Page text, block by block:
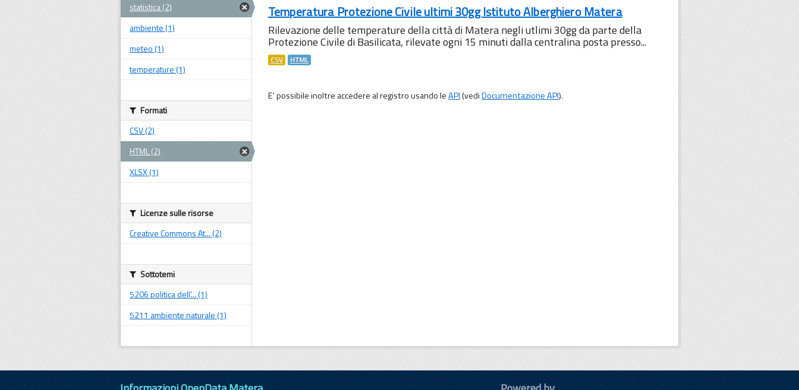
Temperatura Protezione Civile ultimi 30gg Istituto Alberghiero Matera
Rilevazione delle temperature della città di Matera negli utlimi 30gg da parte della
Protezione Civile di Basilicata, rilevate ogni 15 minuti dalla centralina posta presso...
CSV HTML
E' possibile inoltre accedere al registro usando leAPI(vediDocumentazione API).
statistica (2)
ambiente (1)
meteo (1)
temperature (1)
Formati
CSV (2)
HTML (2)
XLSX (1)
Licenze sulle risorse
Creative Commons At... (2)
Sottotemi
5206 politica dell'... (1)
5211 ambiente naturale (1)